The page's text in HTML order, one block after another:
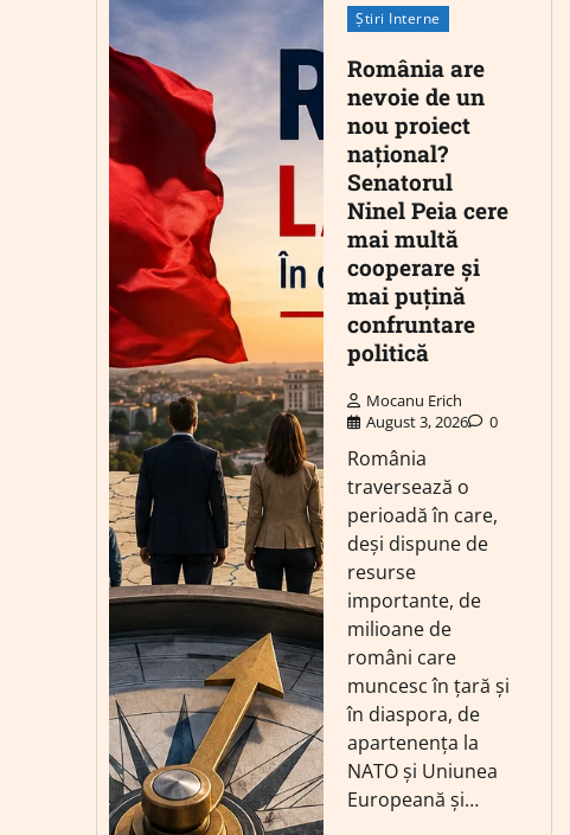
Știri Interne
România are
nevoie de un
nou proiect
național?
Senatorul
Ninel Peia cere
mai multă
cooperare și
mai puțină
confruntare
politică
Mocanu Erich
August 3, 2026
0
România
traversează o
perioadă în care,
deși dispune de
resurse
importante, de
milioane de
români care
muncesc în țară și
în diaspora, de
apartenența la
NATO și Uniunea
Europeană și…